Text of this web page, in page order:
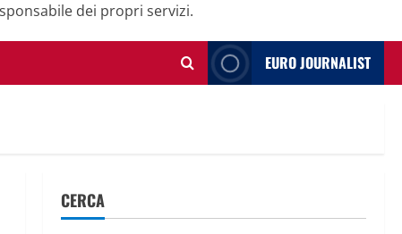
dei propri servizi.
EURO JOURNALIST
CERCA